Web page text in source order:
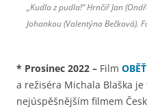
„Kudla z pudla!“ Hrnčíř Jan
Johankou (Valentýna Bečková).
* Prosinec 2022 – Film OBĚŤ
a režiséra Michala Blaška
nejúspěšnějším filmem